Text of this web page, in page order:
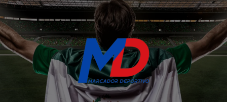
Saltar
al
contenido